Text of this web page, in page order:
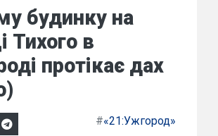
будинку на
Тихого в
протікає дах
#«21:Ужгород»